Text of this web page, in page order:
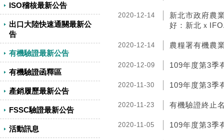
ISO稽核最新公告
出口大陸快速通關最新公
告
有機驗證最新公告
有機驗證函釋區
產銷履歷最新公告
FSSC驗證最新公告
活動訊息
2020-12-14
新北市政府農
好：新北ｘ
2020-12-14 農糧署有機農
2020-12-09 109年度第3季
2020-11-30 109年度第3季
2020-11-23 有機驗證終止
2020-11-05 109年度第3季